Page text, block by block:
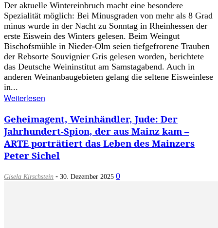
Der aktuelle Wintereinbruch macht eine besondere
Spezialität möglich: Bei Minusgraden von mehr als 8 Grad
minus wurde in der Nacht zu Sonntag in Rheinhessen der
erste Eiswein des Winters gelesen. Beim Weingut
Bischofsmühle in Nieder-Olm seien tiefgefrorene Trauben
der Rebsorte Souvignier Gris gelesen worden, berichtete
das Deutsche Weininstitut am Samstagabend. Auch in
anderen Weinanbaugebieten gelang die seltene Eisweinlese
in...
Weiterlesen
Geheimagent, Weinhändler, Jude: Der
Jahrhundert-Spion, der aus Mainz kam –
ARTE porträtiert das Leben des Mainzers
Peter Sichel
Gisela Kirschstein - 30. Dezember 2025 0